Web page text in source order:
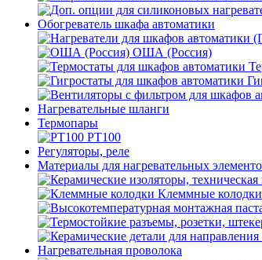
Обогреватель шкафа автоматики
ОША (Россия)
Нагревательные шланги
Термопары
PT100
Регуляторы, реле
Материалы для нагревательных
Клеммные колодки
Нагревательная проволока